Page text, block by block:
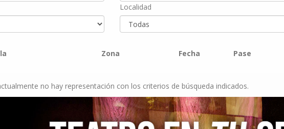
Localidad
Zona Fecha Pase
no hay representación con los criterios de búsqueda indicados.